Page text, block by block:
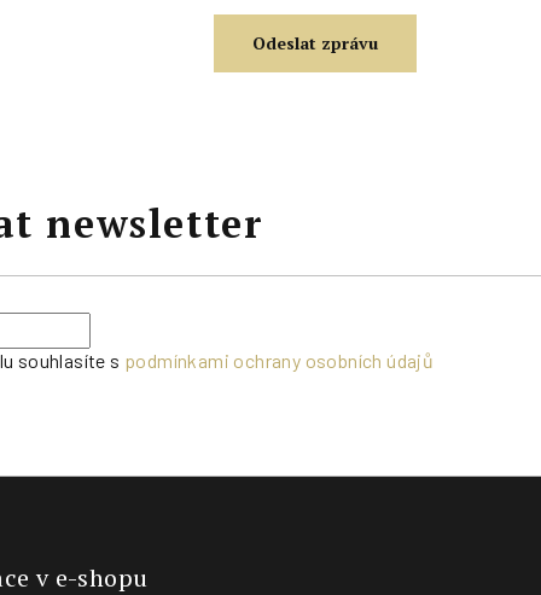
newsletter
souhlasíte s podmínkami ochrany osobních údajů
v e-shopu